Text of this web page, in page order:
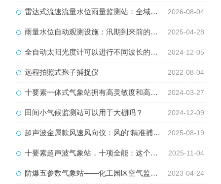
雷达式流速流量水位雨量监测站：全域水文智慧监测一体化设备 2026-08-04
雨量水位自动观测设施：汛期到来前的准备工具 2025-04-28
全自动太阳光度计可以进行不同波长的各波段的辐照度的测量 2024-12-05
远程拍照式孢子捕捉仪 2022-08-04
十要素一体式气象站拥有高灵敏度和高精度 2024-03-27
田间小气候监测站可以用于大棚吗？ 2024-12-09
超声波金属款风速风向仪：风的“精准捕手” 2025-08-19
十要素超声波气象站，十项全能：这个小站如何精准捕捉天气密码？ 2025-11-04
防爆五参数气象站——化工园区空气监测站 2023-04-24